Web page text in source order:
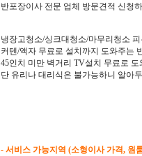
반포장이사 전문 업체 방문견적 신청
냉장고청소/싱크대청소/마무리청소
커텐/액자 무료로 설치까지 도와주는
45인치 미만 벽거리 TV설치 무료로 도
단 유리나 대리식은 불가능하니 알아
- 서비스 가능지역 (소형이사 가격, 원